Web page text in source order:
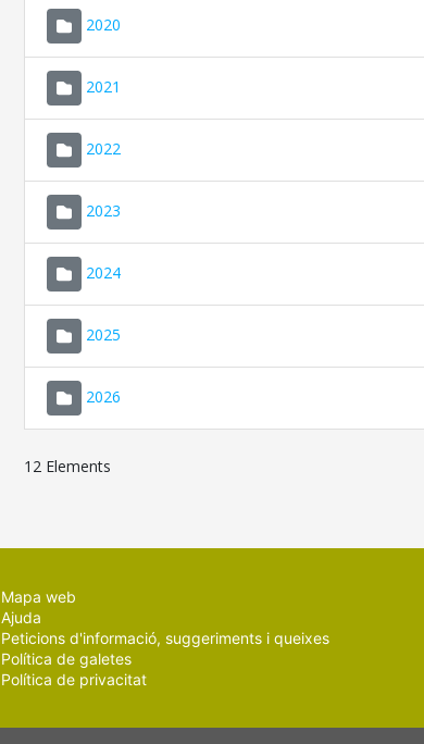
2020
2021
2022
2023
2024
2025
2026
12 Elements
Mapa web
Ajuda
Peticions d'informació, suggeriments i queixes
Política de galetes
Política de privacitat